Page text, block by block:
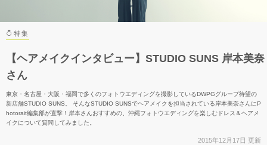
特集
【ヘアメイクインタビュー】STUDIO SUNS 岸本美奈
さん
東京・名古屋・大阪・福岡で多くのフォトウエディングを撮影しているDWPGグループ待望の
新店舗STUDIO SUNS。 そんなSTUDIO SUNSでヘアメイクを担当されている岸本美奈さんにP
hotorait編集部が直撃！岸本さんおすすめの、沖縄フォトウエディングを楽しむドレス＆ヘアメ
イクについて質問してみました。
2015年12月17日 更新